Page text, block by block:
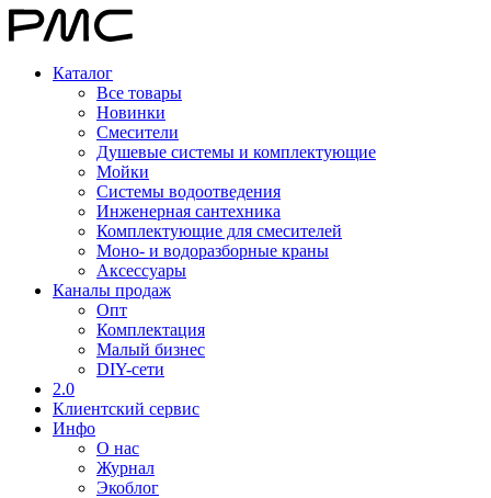
Каталог
Все товары
Новинки
Смесители
Душевые системы и комплектующие
Мойки
Системы водоотведения
Инженерная сантехника
Комплектующие для смесителей
Моно- и водоразборные краны
Аксессуары
Каналы продаж
Опт
Комплектация
Малый бизнес
DIY-сети
2.0
Клиентский сервис
Инфо
О нас
Журнал
Экоблог